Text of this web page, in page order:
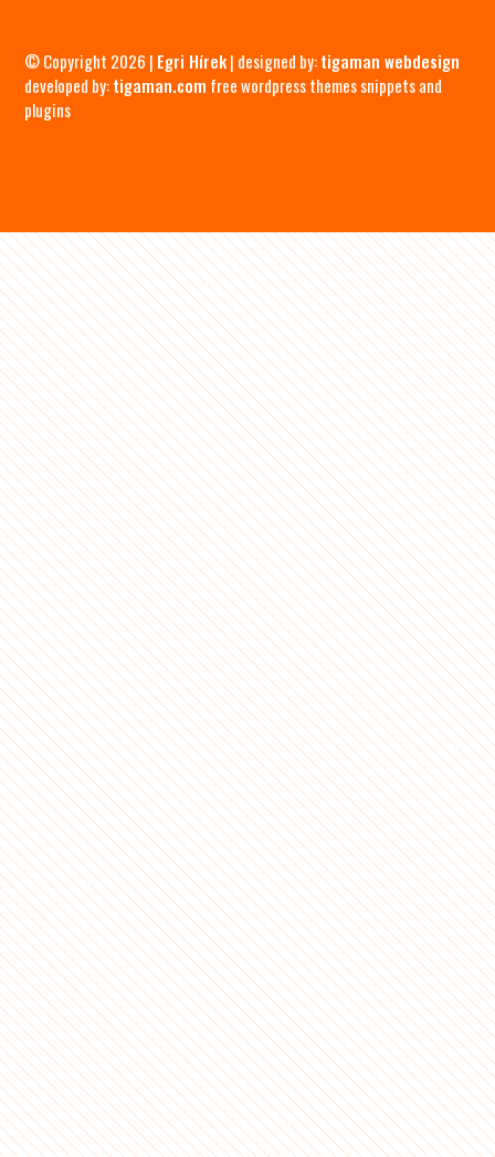
© Copyright 2026 | Egri Hírek| designed by:tigaman webdesign
developed by:tigaman.com free wordpress themes snippets and
plugins